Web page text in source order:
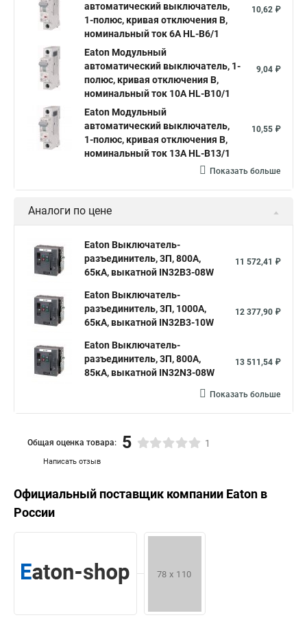
автоматический выключатель,
1-полюс, кривая отключения B,
номинальный ток 6А HL-B6/1
10,62 ₽
Eaton Модульный
автоматический выключатель, 1-
полюс, кривая отключения B,
номинальный ток 10А HL-B10/1
9,04 ₽
Eaton Модульный
автоматический выключатель,
1-полюс, кривая отключения B,
номинальный ток 13А HL-B13/1
10,55 ₽
Показать больше
Аналоги по цене
Eaton Выключатель-
разъединитель, 3П, 800А,
65кА, выкатной IN32B3-08W
11 572,41 ₽
Eaton Выключатель-
разъединитель, 3П, 1000А,
65кА, выкатной IN32B3-10W
12 377,90 ₽
Eaton Выключатель-
разъединитель, 3П, 800А,
85кА, выкатной IN32N3-08W
13 511,54 ₽
Показать больше
Написать отзыв
Общая оценка товара: 5 1
Официальный поставщик компании Eaton в
России